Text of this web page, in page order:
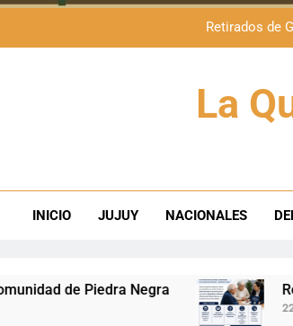
Semana del Abuelo
Retirados de
Semana del Abuelo
La
INICIO JUJUY NACIONALES
Retirados de Gendarmería